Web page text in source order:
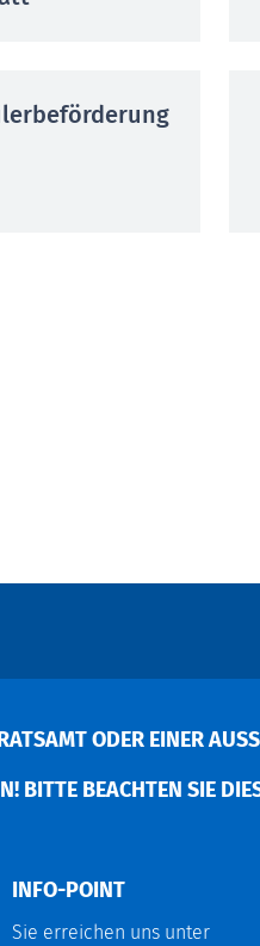
ODER EINER
BEACHTEN SIE DIES
INFO-POINT
Sie erreichen uns unter